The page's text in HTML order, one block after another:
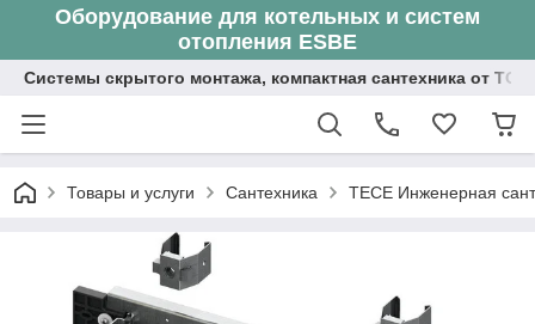
Оборудование для котельных и систем
отопления ESBE
Системы скрытого монтажа, компактная сантехника от
Товары и услуги Сантехника ТЕСЕ Инженерная